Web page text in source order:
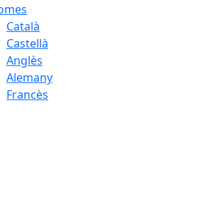
Català
Castellà
Anglès
Alemany
Francès